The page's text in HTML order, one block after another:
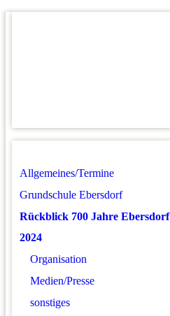
Allgemeines/Termine
Grundschule Ebersdorf
Rückblick 700 Jahre Ebersdorf
2024
Organisation
Medien/Presse
sonstiges